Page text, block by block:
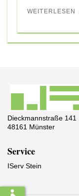
WEITERLESEN
Dieckmannstraße 141
48161 Münster
Service
IServ Stein